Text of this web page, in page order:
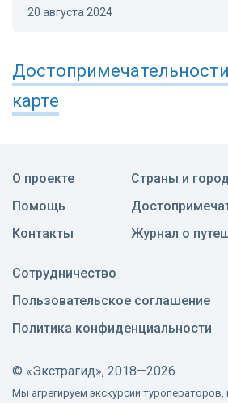
20 августа 2024
Достопримечательности
карте
О проекте
Помощь
Контакты
Страны и
Журнал о
Сотрудничество
Пользовательское соглашение
Политика конфиденциальности
© «Экстрагид», 2018—2026
Мы агрегируем экскурсии туроператоров,